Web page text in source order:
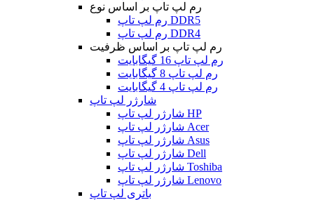
رم لپ تاپ بر اساس نوع
رم لپ تاپ DDR5
رم لپ تاپ DDR4
رم لپ تاپ بر اساس ظرفیت
رم لپ تاپ 16 گیگابایت
رم لپ تاپ 8 گیگابایت
رم لپ تاپ 4 گیگابایت
شارژر لپ تاپ
شارژر لپ تاپ HP
شارژر لپ تاپ Acer
شارژر لپ تاپ Asus
شارژر لپ تاپ Dell
شارژر لپ تاپ Toshiba
شارژر لپ تاپ Lenovo
باتری لپ تاپ